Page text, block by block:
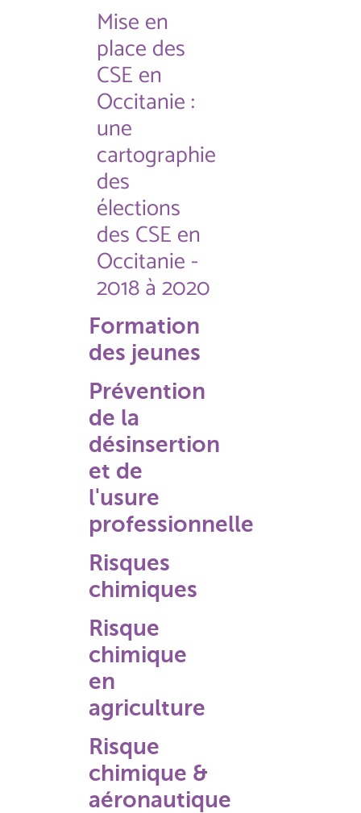
Mise en
place des
CSE en
Occitanie :
une
cartographie
des
élections
des CSE en
Occitanie -
2018 à 2020
Formation
des jeunes
Prévention
de la
désinsertion
et de
l'usure
professionnelle
Risques
chimiques
Risque
chimique
en
agriculture
Risque
chimique &
aéronautique